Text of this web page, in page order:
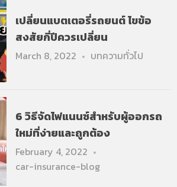
เปลี่ยนแบตเตอรี่รถยนต์ ไขข้อ
สงสัยกี่ปีควรเปลี่ยน
March 8, 2022 บทความทั่วไป
6 วิธีจัดไฟแนนซ์สำหรับผู้ออกรถ
ใหม่ที่ง่ายและถูกต้อง
February 4, 2022
car-insurance-blog